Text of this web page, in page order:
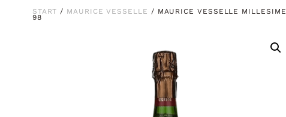
START / MAURICE VESSELLE / MAURICE VESSELLE MILLESIME
98